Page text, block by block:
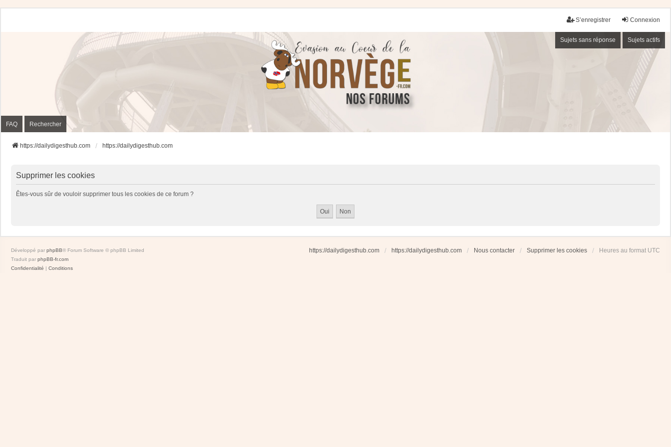
Connexion
S’enregistrer
Sujets sans réponse Sujets actifs
FAQ Rechercher
https://dailydigesthub.com https://dailydigesthub.com
Supprimer les cookies
Êtes-vous sûr de vouloir supprimer tous les cookies de ce forum ?
https://dailydigesthub.com https://dailydigesthub.com Nous contacter Supprimer les cookies Heures au format UTC
Développé par phpBB® Forum Software © phpBB Limited
Traduit par phpBB-fr.com
Confidentialité | Conditions